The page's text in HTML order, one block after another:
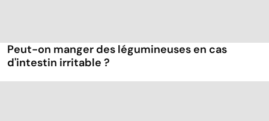
Peut-on manger des légumineuses en cas
d'intestin irritable ?